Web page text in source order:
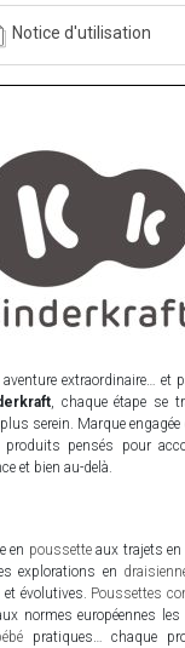
Notice d'utilisation
aventure extraordinaire… et
, chaque étape se
serein. Marque engagée
pensés pour
et bien au-delà.
en poussetteaux trajets en
explorations en
évolutives. Poussettes
normes européennes
pratiques… chaque